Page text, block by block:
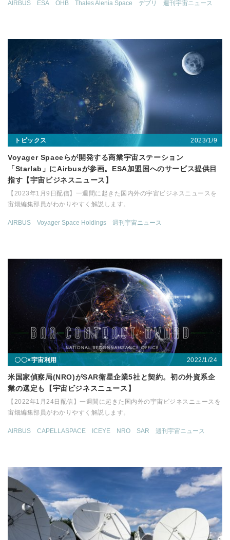
AIRBUS ESA OHB Thales Alenia Space デブリ 週刊宇宙ニュース
トピックス 2023/1/9
Voyager Spaceらが開発する商業宇宙ステーション
「Starlab」にAirbusが参画。ESA加盟国へのサービス提供目
指す【宇宙ビジネスニュース】
【2023年1月9日配信】一週間に起きた国内外の宇宙ビジネスニュースを
宙畑編集部員がわかりやすく解説します。
AIRBUS Voyager Space Holdings 週刊宇宙ニュース
〇〇×宇宙利用 2022/1/24
米国家偵察局(NRO)がSAR衛星企業5社と契約。初の外資系企
業の選定も【宇宙ビジネスニュース】
【2022年1月24日配信】一週間に起きた国内外の宇宙ビジネスニュースを
宙畑編集部員がわかりやすく解説します。
AIRBUS CAPELLASPACE ICEYE NRO SAR 週刊宇宙ニュース